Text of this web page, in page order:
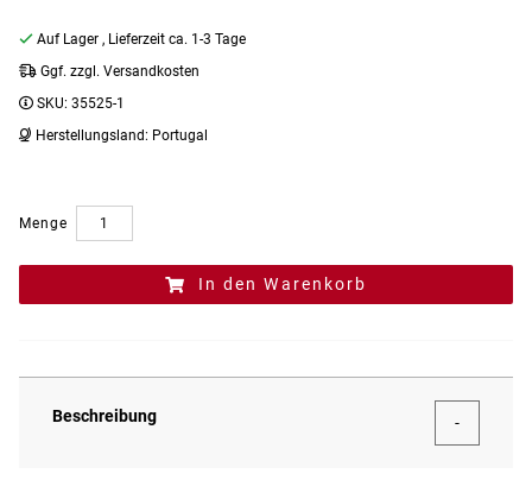
Auf Lager , Lieferzeit ca. 1-3 Tage
Ggf. zzgl. Versandkosten
SKU: 35525-1
Herstellungsland: Portugal
Menge
In den Warenkorb
Beschreibung